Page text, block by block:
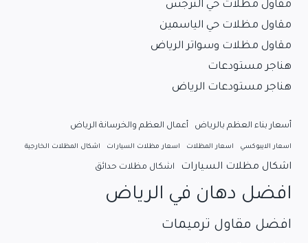
مقاول مظلات حي النرجس
مقاول مظلات حي الياسمين
مقاول مظلات وسواتر الرياض
هناجر مستودعات
هناجر مستودعات الرياض
أسعار بناء العظم بالرياض أعمال العظم والخرسانة الرياض
اسعار الايبوكسي اسعار المظلات اسعار مظلات السيارات اشكال المظلات الخارجية
اشكال مظلات السيارات اشكال مظلات حدائق
افضل دهان في الرياض
افضل مقاول ترميمات